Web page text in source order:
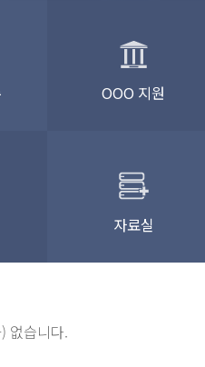
OOO 지원
자료실
없습니다.